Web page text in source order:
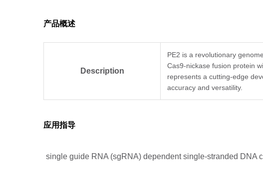
产品概述
Description
PE2 is a revolutionary
Cas9-nickase fusion protein
represents a cutting-edge
accuracy and versatility.​
应用指导
single guide RNA (sgRNA) dependent single-stranded DNA